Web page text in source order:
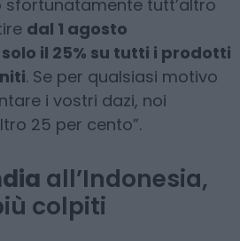
tutt’altro
dal 1 agosto
il 25% su tutti i prodotti
. Se per qualsiasi motivo
i vostri dazi, noi
25 per cento”.
all’Indonesia,
colpiti